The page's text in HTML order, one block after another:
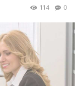
0
114